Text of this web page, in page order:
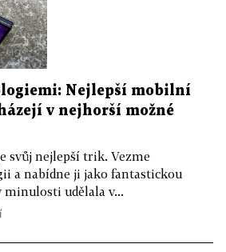
Nejlepší mobilní
v nejhorší možné
svůj nejlepší trik. Vezme
a nabídne ji jako fantastickou
udělala v...